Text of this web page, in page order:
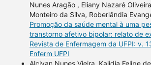
Nunes Aragão , Eliany Nazaré
Monteiro da Silva, Roberlândia
Promoção da saúde mental à uma
transtorno afetivo bipolar: relato de
Revista de Enfermagem da UFPI: v.
Enferm UFPI